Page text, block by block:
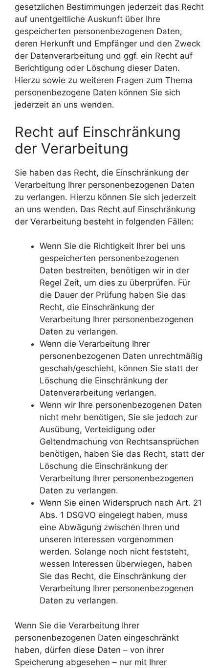
gesetzlichen Bestimmungen jederzeit das Recht
auf unentgeltliche Auskunft über Ihre
gespeicherten personenbezogenen Daten,
deren Herkunft und Empfänger und den Zweck
der Datenverarbeitung und ggf. ein Recht auf
Berichtigung oder Löschung dieser Daten.
Hierzu sowie zu weiteren Fragen zum Thema
personenbezogene Daten können Sie sich
jederzeit an uns wenden.
Recht auf Einschränkung
der Verarbeitung
Sie haben das Recht, die Einschränkung der
Verarbeitung Ihrer personenbezogenen Daten
zu verlangen. Hierzu können Sie sich jederzeit
an uns wenden. Das Recht auf Einschränkung
der Verarbeitung besteht in folgenden Fällen:
Wenn Sie die Richtigkeit Ihrer bei uns
gespeicherten personenbezogenen
Daten bestreiten, benötigen wir in der
Regel Zeit, um dies zu überprüfen. Für
die Dauer der Prüfung haben Sie das
Recht, die Einschränkung der
Verarbeitung Ihrer personenbezogenen
Daten zu verlangen.
Wenn die Verarbeitung Ihrer
personenbezogenen Daten unrechtmäßig
geschah/geschieht, können Sie statt der
Löschung die Einschränkung der
Datenverarbeitung verlangen.
Wenn wir Ihre personenbezogenen Daten
nicht mehr benötigen, Sie sie jedoch zur
Ausübung, Verteidigung oder
Geltendmachung von Rechtsansprüchen
benötigen, haben Sie das Recht, statt der
Löschung die Einschränkung der
Verarbeitung Ihrer personenbezogenen
Daten zu verlangen.
Wenn Sie einen Widerspruch nach Art. 21
Abs. 1 DSGVO eingelegt haben, muss
eine Abwägung zwischen Ihren und
unseren Interessen vorgenommen
werden. Solange noch nicht feststeht,
wessen Interessen überwiegen, haben
Sie das Recht, die Einschränkung der
Verarbeitung Ihrer personenbezogenen
Daten zu verlangen.
Wenn Sie die Verarbeitung Ihrer
personenbezogenen Daten eingeschränkt
haben, dürfen diese Daten – von ihrer
Speicherung abgesehen – nur mit Ihrer